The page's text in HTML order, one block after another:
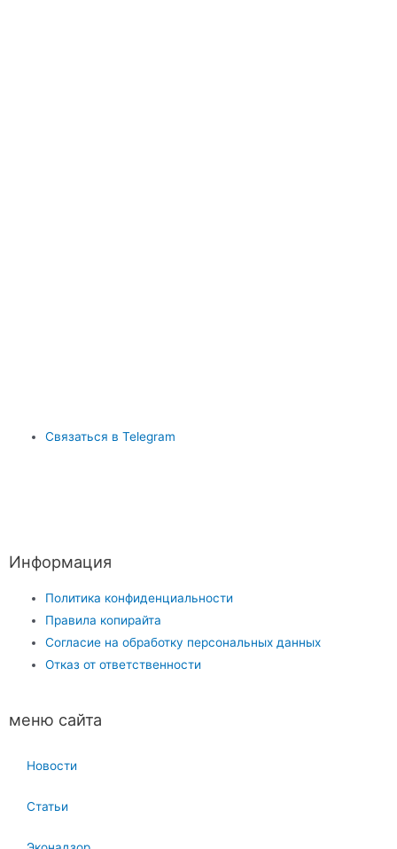
Связаться в Telegram
Информация
Политика конфиденциальности
Правила копирайта
Согласие на обработку персональных данных
Отказ от ответственности
меню сайта
Новости
Статьи